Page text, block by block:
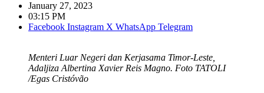
January 27, 2023
03:15 PM
Facebook Instagram X WhatsApp Telegram
Menteri Luar Negeri dan Kerjasama Timor-Leste,
Adaljiza Albertina Xavier Reis Magno. Foto TATOLI
/Egas Cristóvão